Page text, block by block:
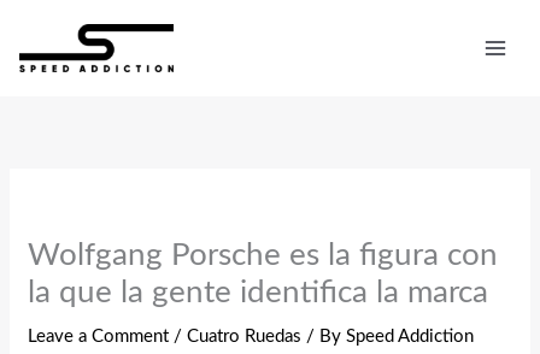
content
Wolfgang Porsche es la figura con
la que la gente identifica la marca
Leave a Comment /Cuatro Ruedas / BySpeed Addiction